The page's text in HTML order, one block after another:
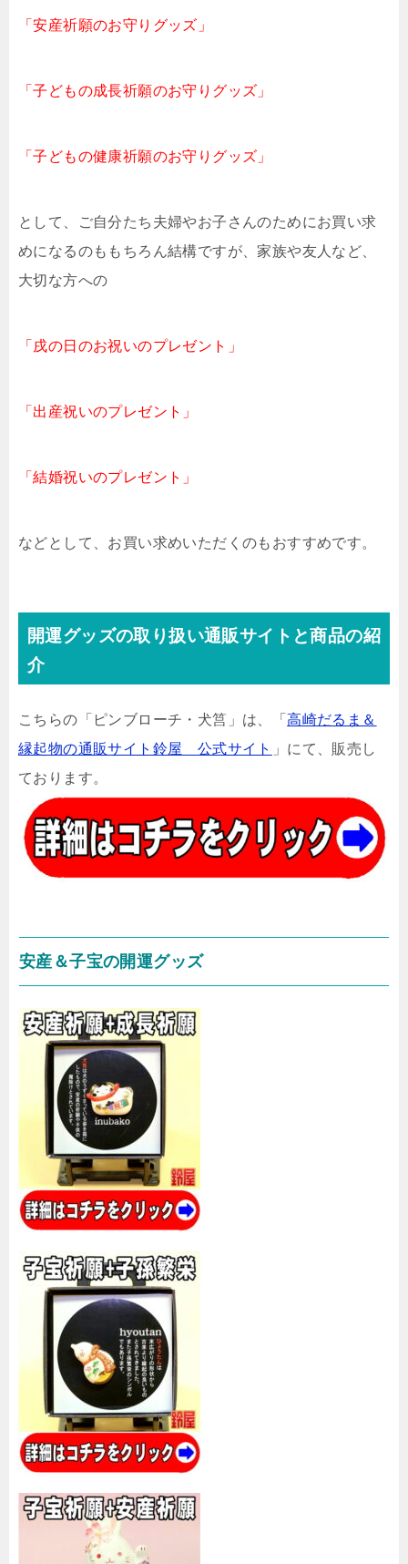
「安産祈願のお守りグッズ」
「子どもの成長祈願のお守りグッズ」
「子どもの健康祈願のお守りグッズ」
として、ご自分たち夫婦やお子さんのためにお買い求
めになるのももちろん結構ですが、家族や友人など、
大切な方への
「戌の日のお祝いのプレゼント」
「出産祝いのプレゼント」
「結婚祝いのプレゼント」
などとして、お買い求めいただくのもおすすめです。
開運グッズの取り扱い通販サイトと商品の紹
介
こちらの「ピンブローチ・犬筥」は、「高崎だるま＆
縁起物の通販サイト鈴屋 公式サイト
」にて、販売し
ております。
安産＆子宝の開運グッズ